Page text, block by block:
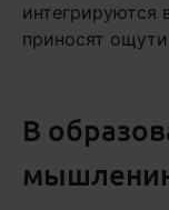
интегрируются
приносят
В